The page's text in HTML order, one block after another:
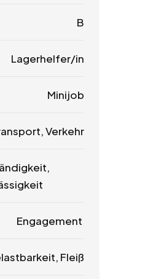
B
Lagerhelfer/in
Minijob
Verkehr
Engagement
Fleiß